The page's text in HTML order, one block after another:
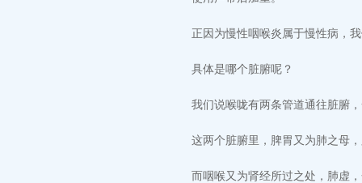
正因为慢性咽喉炎属于慢性病，
具体是哪个脏腑呢？
我们说喉咙有两条管道通往脏腑
这两个脏腑里，脾胃又为肺之母
而咽喉又为肾经所过之处，肺虚